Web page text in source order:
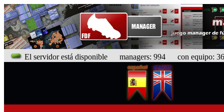
El servidor está disponible managers: 994 con equipo: